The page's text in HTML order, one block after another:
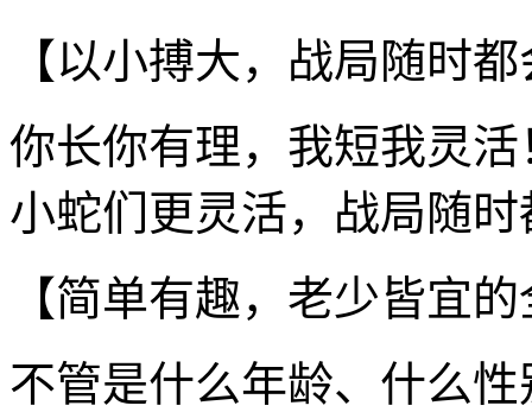
【以小搏大，战局随时
你长你有理，我短我灵
小蛇们更灵活，战局随
【简单有趣，老少皆宜
不管是什么年龄、什么